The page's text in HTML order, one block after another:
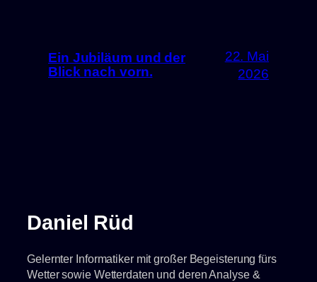
Ein Jubiläum und der
Blick nach vorn.
22. Mai
2026
Daniel Rüd
Gelernter Informatiker mit großer Begeisterung fürs
Wetter sowie Wetterdaten und deren Analyse &